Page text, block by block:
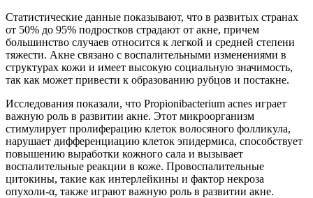
Статистические данные показывают, что в развитых странах
от 50% до 95% подростков страдают от акне, причем
большинство случаев относится к легкой и средней степени
тяжести. Акне связано с воспалительными изменениями в
структурах кожи и имеет высокую социальную значимость,
так как может привести к образованию рубцов и постакне.
Исследования показали, что Propionibacterium acnes играет
важную роль в развитии акне. Этот микроорганизм
стимулирует пролиферацию клеток волосяного фолликула,
нарушает дифференциацию клеток эпидермиса, способствует
повышению выработки кожного сала и вызывает
воспалительные реакции в коже. Провоспалительные
цитокины, такие как интерлейкины и фактор некроза
опухоли-α, также играют важную роль в развитии акне.